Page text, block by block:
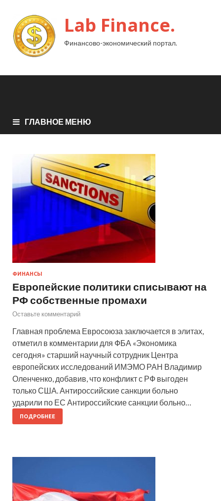
Lab Finance.
Финансово-экономический портал.
ГЛАВНОЕ МЕНЮ
ФИНАНСЫ
Европейские политики списывают на
РФ собственные промахи
Оставьте комментарий
Главная проблема Евросоюза заключается в элитах,
отметил в комментарии для ФБА «Экономика
сегодня» старший научный сотрудник Центра
европейских исследований ИМЭМО РАН Владимир
Оленченко, добавив, что конфликт с РФ выгоден
только США. Антироссийские санкции больно
ударили по ЕС Антироссийские санкции больно…
ПОДРОБНЕЕ